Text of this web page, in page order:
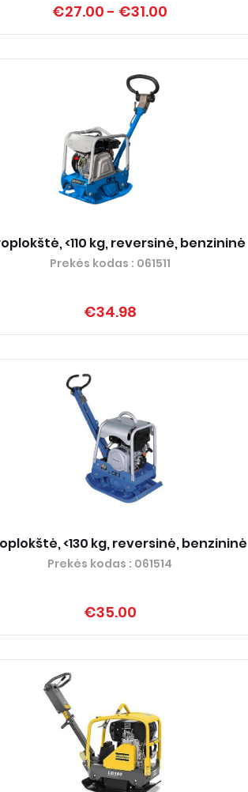
€27.00 - €31.00
<110 kg, reversinė, benzininė
Prekės kodas : 061511
€34.98
<130 kg, reversinė, benzininė
Prekės kodas : 061514
€35.00